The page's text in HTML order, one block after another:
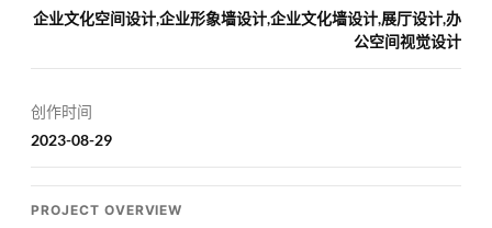
企业文化空间设计,企业形象墙设计,企业文化墙设计,展厅设计,办
公空间视觉设计
创作时间
2023-08-29
PROJECT OVERVIEW